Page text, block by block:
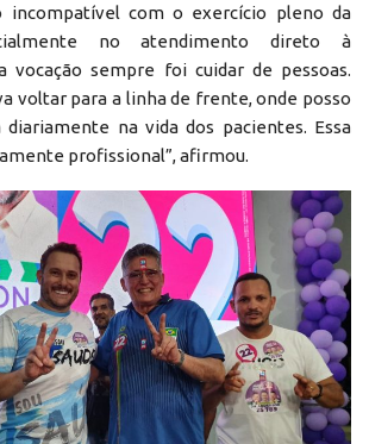
incompatível com o exercício pleno da
no atendimento direto à
vocação sempre foi cuidar de pessoas.
voltar para a linha de frente, onde posso
na vida dos pacientes. Essa
profissional”, afirmou.